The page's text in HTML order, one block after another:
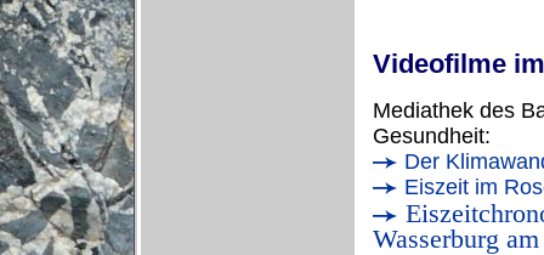
Videofilme
Mediathek des
Gesundheit:
Der
Eiszeit im
Wasserburg